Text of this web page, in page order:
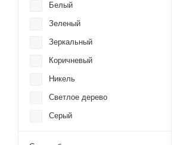
Белый
Зеленый
Зеркальный
Коричневый
Никель
Светлое дерево
Серый